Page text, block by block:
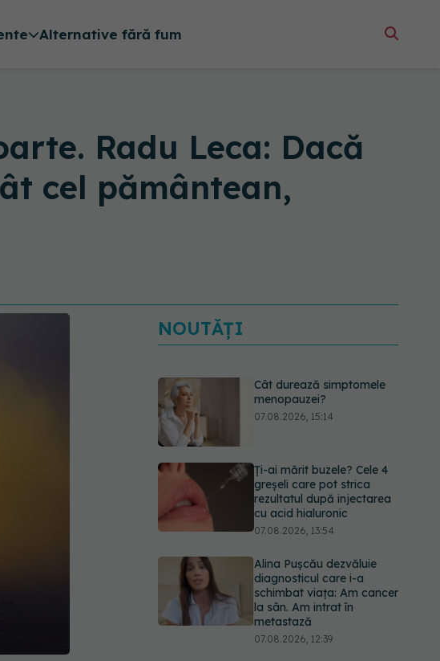
Alternative fără fum
Radu Leca: Dacă
cel pământean,
NOUTĂȚI
Cât durează simptomele
menopauzei?
07.08.2026, 15:14
Ți-ai mărit buzele? Cele 4
greșeli care pot strica
rezultatul după injectarea
cu acid hialuronic
07.08.2026, 13:54
Alina Pușcău dezvăluie
diagnosticul care i-a
schimbat viața: Am cancer
la sân. Am intrat în
metastază
07.08.2026, 12:39